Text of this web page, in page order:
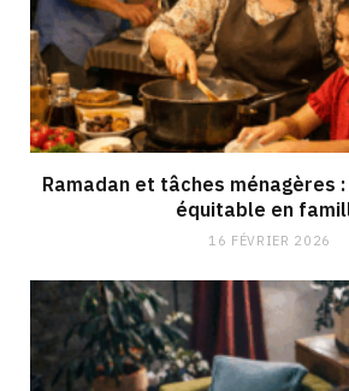
Ramadan et tâches ménagères
équitable en
16 FÉVRIER 2026